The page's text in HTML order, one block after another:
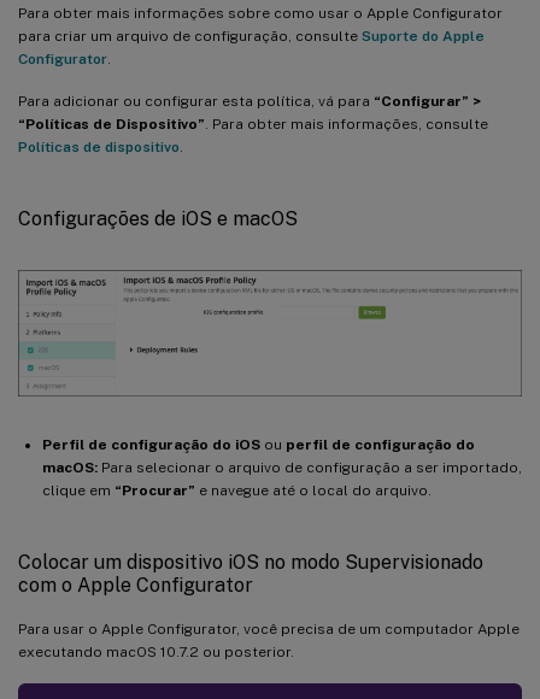
Para obter mais informações sobre como usar o Apple Configurator
para criar um arquivo de configuração, consulte Suporte do Apple
Configurator
Para adicionar ou configurar esta política, vá para “Configurar” >
“Políticas de Dispositivo” . Para obter mais informações, consulte
Políticas de dispositivo
Configurações de iOS e macOS
Perfil de configuração do iOS ou perfil de configuração do
macOS: Para selecionar o arquivo de configuração a ser importado,
clique em “Procurar” e navegue até o local do arquivo.
Colocar um dispositivo iOS no modo Supervisionado
com o Apple Configurator
Para usar o Apple Configurator, você precisa de um computador Apple
executando macOS 10.7.2 ou posterior.